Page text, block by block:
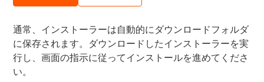
通常、インストーラーは自動的にダウンロードフォルダ
に保存されます。ダウンロードしたインストーラーを実
行し、画面の指示に従ってインストールを進めてくださ
い。